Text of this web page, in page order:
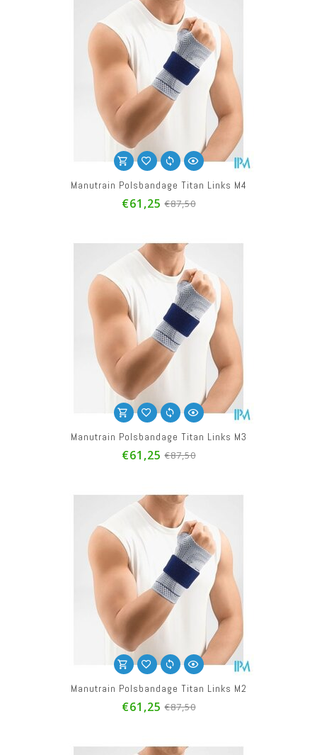
Manutrain Polsbandage Titan Links M4
€61,25 €87,50
Manutrain Polsbandage Titan Links M3
€61,25 €87,50
Manutrain Polsbandage Titan Links M2
€61,25 €87,50